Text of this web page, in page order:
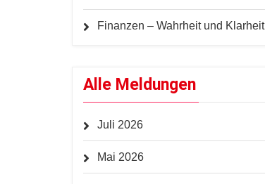
Finanzen – Wahrheit und Klarheit
Alle Meldungen
Juli 2026
Mai 2026